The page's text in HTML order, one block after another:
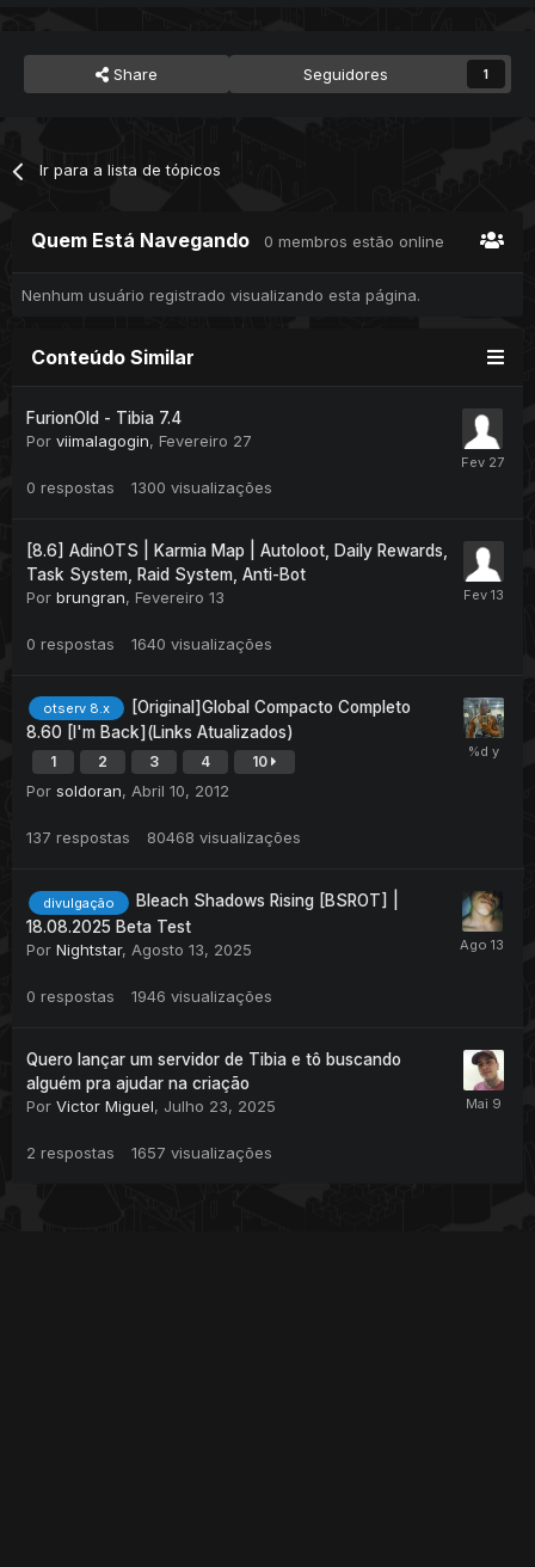
Share Seguidores 1
Ir para a lista de tópicos
Quem Está Navegando 0 membros estão online
Nenhum usuário registrado visualizando esta página.
Conteúdo Similar
FurionOld - Tibia 7.4
Por viimalagogin, Fevereiro 27
0 respostas 1300 visualizações
[8.6] AdinOTS | Karmia Map | Autoloot, Daily Rewards,
Task System, Raid System, Anti-Bot
Por brungran, Fevereiro 13
0 respostas 1640 visualizações
otserv 8.x
[Original]Global Compacto Completo
8.60 [I'm Back](Links Atualizados)
1 2 3 4 10
Por soldoran, Abril 10, 2012
137 respostas 80468 visualizações
divulgação
Bleach Shadows Rising [BSROT] |
18.08.2025 Beta Test
Por Nightstar, Agosto 13, 2025
0 respostas 1946 visualizações
Quero lançar um servidor de Tibia e tô buscando
alguém pra ajudar na criação
Por Victor Miguel, Julho 23, 2025
2 respostas 1657 visualizações